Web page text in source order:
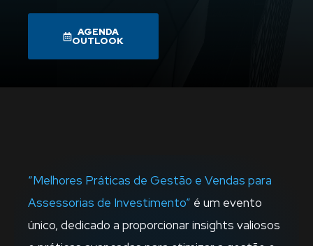
AGENDA
OUTLOOK
“Melhores Práticas de Gestão e Vendas para
Assessorias de Investimento” é um evento
único, dedicado a proporcionar insights valiosos